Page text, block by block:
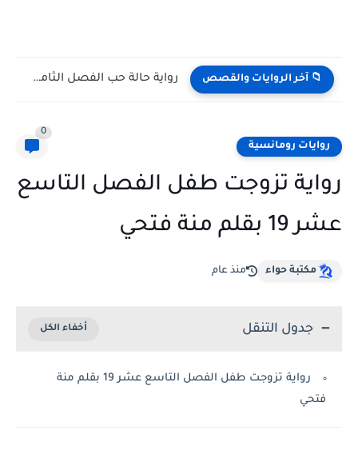
📁 آخر الروايات والقصص رواية حالة حب الفصل التاسع 9 بقلم مريم محمود
روايات رومانسية
0
رواية تزوجت طفل الفصل التاسع
عشر 19 بقلم منة فتحي
مكتبة حواء منذ عام
جدول التنقل
رواية تزوجت طفل الفصل التاسع عشر 19 بقلم منة
فتحي